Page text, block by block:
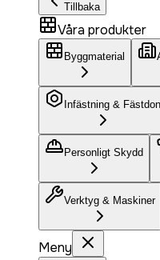
Tillbaka
Våra produkter
Byggmaterial
Infästning & Fästdon
Personligt Skydd
Verktyg & Maskiner
Meny